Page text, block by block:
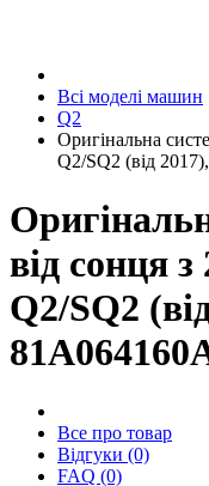
Всі моделі машин
Q2
Оригінальна
Q2/SQ2 (від
від сонця
Q2/SQ2
Все про товар
Відгуки (0)
FAQ (0)